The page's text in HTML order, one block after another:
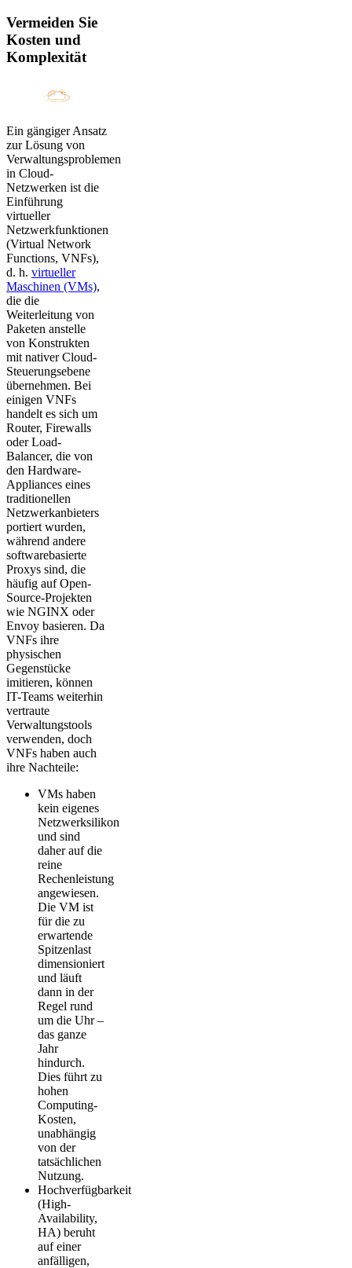
Vermeiden Sie
Kosten und
Komplexität
Ein gängiger Ansatz
zur Lösung von
Verwaltungsproblemen
in Cloud-
Netzwerken ist die
Einführung
virtueller
Netzwerkfunktionen
(Virtual Network
Functions, VNFs),
d. h. virtueller
Maschinen (VMs),
die die
Weiterleitung von
Paketen anstelle
von Konstrukten
mit nativer Cloud-
Steuerungsebene
übernehmen. Bei
einigen VNFs
handelt es sich um
Router, Firewalls
oder Load-
Balancer, die von
den Hardware-
Appliances eines
traditionellen
Netzwerkanbieters
portiert wurden,
während andere
softwarebasierte
Proxys sind, die
häufig auf Open-
Source-Projekten
wie NGINX oder
Envoy basieren. Da
VNFs ihre
physischen
Gegenstücke
imitieren, können
IT-Teams weiterhin
vertraute
Verwaltungstools
verwenden, doch
VNFs haben auch
ihre Nachteile:
VMs haben
kein eigenes
Netzwerksilikon
und sind
daher auf die
reine
Rechenleistung
angewiesen.
Die VM ist
für die zu
erwartende
Spitzenlast
dimensioniert
und läuft
dann in der
Regel rund
um die Uhr –
das ganze
Jahr
hindurch.
Dies führt zu
hohen
Computing-
Kosten,
unabhängig
von der
tatsächlichen
Nutzung.
Hochverfügbarkeit
(High-
Availability,
HA) beruht
auf einer
anfälligen,